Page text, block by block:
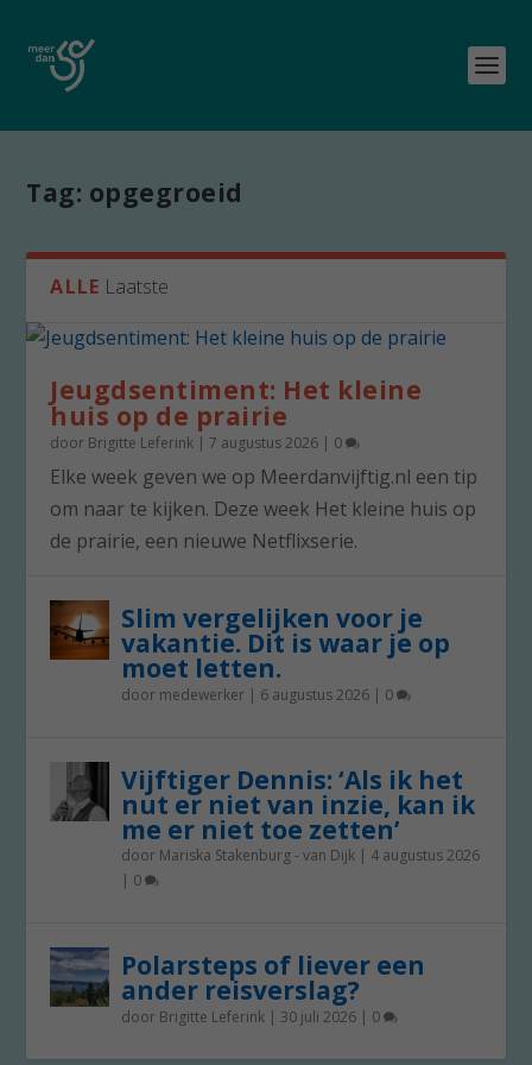
Tag: opgegroeid
ALLE Laatste
Jeugdsentiment: Het kleine
huis op de prairie
door Brigitte Leferink |7 augustus 2026 | 0
Elke week geven we op Meerdanvijftig.nl een tip
om naar te kijken. Deze week Het kleine huis op
de prairie, een nieuwe Netflixserie.
Slim vergelijken voor je
vakantie. Dit is waar je op
moet letten.
door medewerker | 6 augustus 2026 | 0
Vijftiger Dennis: ‘Als ik het
nut er niet van inzie, kan ik
me er niet toe zetten’
door Mariska Stakenburg - van Dijk | 4 augustus 2026
| 0
Polarsteps of liever een
ander reisverslag?
door Brigitte Leferink | 30 juli 2026 | 0